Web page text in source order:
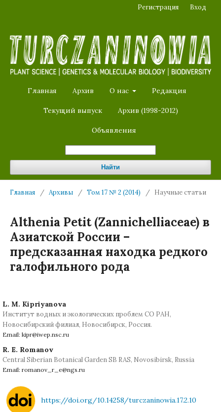
Главная Архив О нас Редакция
Текущий выпуск Архив (1998-2012)
Объявления
Найти
Регистрация Вход
Главная / Архивы / Том 17 № 2 (2014) / Научные статьи
Althenia Petit (Zannichelliaceae) в
Азиатской России –
предсказанная находка редкого
галофильного рода
L. M. Kipriyanova
Институт водных и экологических проблем СО РАН,
Новосибирский филиал, Новосибирск, Россия.
Email: kipr@iwep.nsc.ru
R. E. Romanov
Central Siberian Botanical Garden SB RAS, Novosibirsk, Russia
Email: romanov_r_e@ngs.ru
https://doi.org/10.14258/turczaninowia.17.2.10